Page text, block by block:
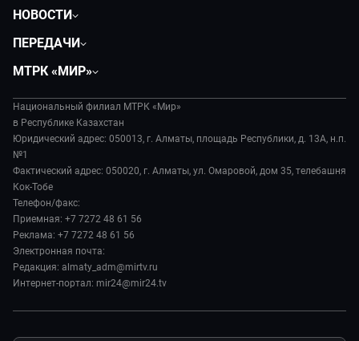
НОВОСТИ
Экономика
Происшествия
Наука и технологии
Здоровье и медицина
Спорт
Авто
Культура
ПЕРЕДАЧИ
Вместе выгодно
Евразия. Культурно
Евразия. Регионы
Наши иностранцы
Пять причин поехать в...
Сделано в Содружестве
МТРК «МИР»
История
Руководство
Лица мира
Пресса о нас
Карьера
Реклама
Обратная связь
Национальный филиал МТРК «Мир»
в Республике Казахстан
Юридический адрес: 050013, г. Алматы, площадь Республики, д. 13А, н.п.
№1
Фактический адрес: 050020, г. Алматы, ул. Омаровой, дом 35, телебашня
Кок-Тобе
Телефон/факс:
Приемная: +7 7272 48 61 56
Реклама: +7 7272 48 61 56
Электронная почта:
Редакция: almaty_adm@mirtv.ru
Интернет-портал: mir24@mir24.tv